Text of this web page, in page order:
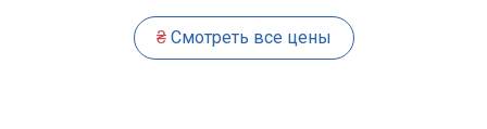
, минимизируя время, когда вы остаетесь без
вашей важной техники.
₴Смотреть все цены